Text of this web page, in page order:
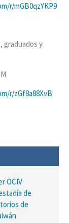
r/mGB0qzYKP9
graduados y
r/zGf8a88XvB
OCIV
de
de